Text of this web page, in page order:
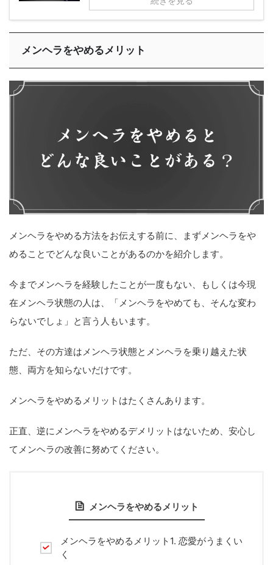
メンヘラをやめるメリット
メンヘラをやめる方法をお伝えする前に、まずメンヘラをや
めることでどんな良いことがあるのかを紹介します。
今までメンヘラを経験したことが一度もない、もしくは今現
在メンヘラ状態の人は、「メンヘラをやめても、そんな変わ
らないでしょ」と言う人もいます。
ただ、その方達はメンヘラ状態とメンヘラを乗り越えた状
態、両方を知らないだけです。
メンヘラをやめるメリットはたくさんあります。
正直、逆にメンヘラをやめるデメリットはないため、安心し
てメンヘラの改善に努めてください。
メンヘラをやめるメリット
メンヘラをやめるメリット1. 恋愛がうまくい
く